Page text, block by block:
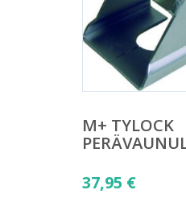
M+ TYLOCK
37,95 €